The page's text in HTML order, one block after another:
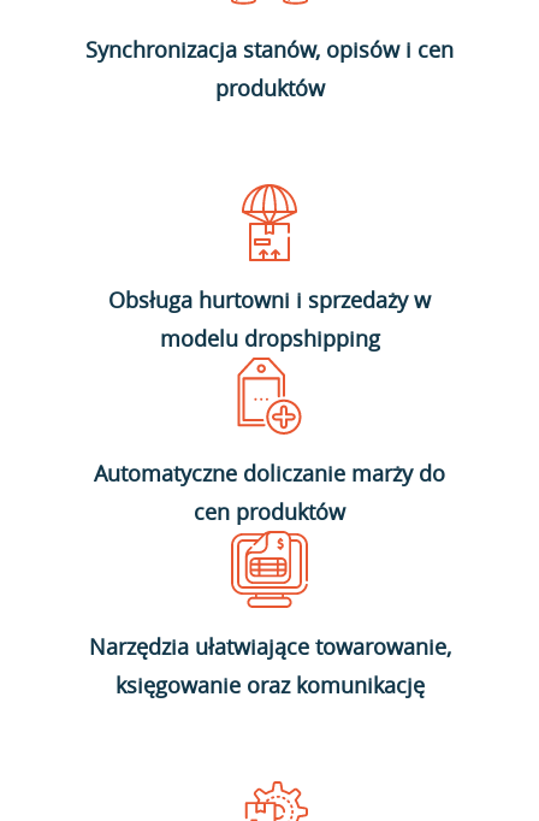
Synchronizacja stanów, opisów i cen
produktów
Obsługa hurtowni i sprzedaży w
modelu dropshipping
Automatyczne doliczanie marży do
cen produktów
Narzędzia ułatwiające towarowanie,
księgowanie oraz komunikację